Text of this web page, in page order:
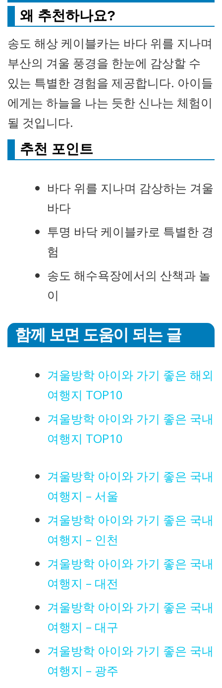
왜 추천하나요?
송도 해상 케이블카는 바다 위를 지나며
부산의 겨울 풍경을 한눈에 감상할 수
있는 특별한 경험을 제공합니다. 아이들
에게는 하늘을 나는 듯한 신나는 체험이
될 것입니다.
추천 포인트
바다 위를 지나며 감상하는 겨울
바다
투명 바닥 케이블카로 특별한 경
험
송도 해수욕장에서의 산책과 놀
이
함께 보면 도움이 되는 글
겨울방학 아이와 가기 좋은 해외
여행지 TOP10
겨울방학 아이와 가기 좋은 국내
여행지 TOP10
겨울방학 아이와 가기 좋은 국내
여행지 – 서울
겨울방학 아이와 가기 좋은 국내
여행지 – 인천
겨울방학 아이와 가기 좋은 국내
여행지 – 대전
겨울방학 아이와 가기 좋은 국내
여행지 – 대구
겨울방학 아이와 가기 좋은 국내
여행지 – 광주